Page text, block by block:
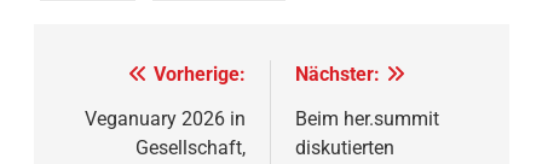
Beitragsnavigation
Vorherige:
Veganuary 2026 in
Gesellschaft,
Nächster:
Beim her.summit
diskutierten